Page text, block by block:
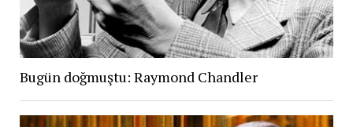
Bugün doğmuştu: Raymond Chandler